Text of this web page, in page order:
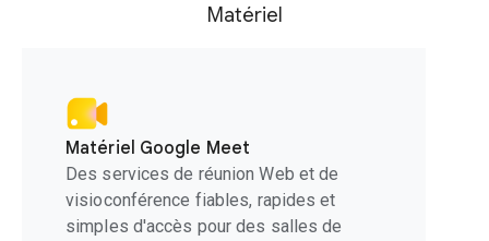
Matériel
Matériel Google Meet
Des services de réunion Web et de
visioconférence fiables, rapides et
simples d'accès pour des salles de